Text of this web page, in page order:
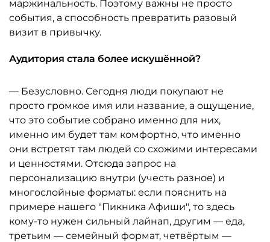
маржинальность. Поэтому важны не просто
события, а способность превратить разовый
визит в привычку.
Аудитория стала более искушённой?
— Безусловно. Сегодня люди покупают не
просто громкое имя или название, а ощущение,
что это событие собрано именно для них,
именно им будет там комфортно, что именно
они встретят там людей со схожими интересами
и ценностями. Отсюда запрос на
персонализацию внутри (учесть разное) и
многослойные форматы: если пояснить на
примере нашего "Пикника Афиши", то здесь
кому-то нужен сильный лайнап, другим — еда,
третьим — семейный формат, четвёртым —